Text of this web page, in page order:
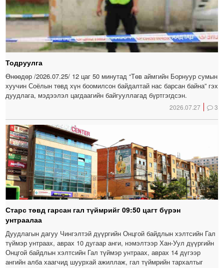
Тодруулга
Өнөөдөр /2026.07.25/ 12 цаг 50 минутад “Төв аймгийн Борнуур сумын
хуучин Соёлын төвд хүн боомилсон байдалтай нас барсан байна” гэх
дуудлага, мэдээлэл цагдаагийн байгууллагад бүртгэгдсэн.
2026.07.27 3
Старс төвд гарсан гал түймрийг 09:50 цагт бүрэн
унтраалаа
Дуудлагын дагуу Чингэлтэй дүүргийн Онцгой байдлын хэлтсийн Гал
түймэр унтраах, аврах 10 дугаар анги, нэмэлтээр Хан-Уул дүүргийн
Онцгой байдлын хэлтсийн Гал түймэр унтраах, аврах 14 дүгээр
ангийн алба хаагчид шуурхай ажиллаж, гал түймрийн тархалтыг